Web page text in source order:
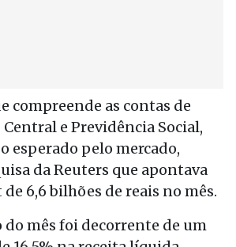
compreende as contas de
Central e Previdência Social,
esperado pelo mercado,
da Reuters que apontava
6,6 bilhões de reais no mês.
do mês foi decorrente de um